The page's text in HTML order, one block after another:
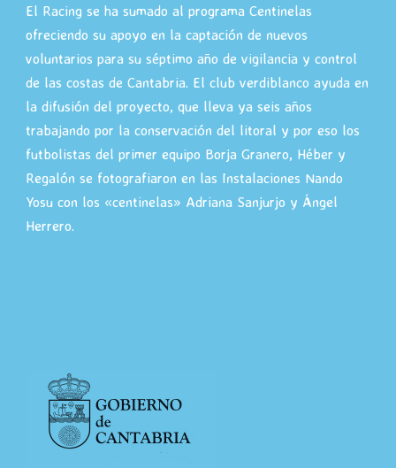
El Racing se ha sumado al programa Centinelas
ofreciendo su apoyo en la captación de nuevos
voluntarios para su séptimo año de vigilancia y control
de las costas de Cantabria. El club verdiblanco ayuda en
la difusión del proyecto, que lleva ya seis años
trabajando por la conservación del litoral y por eso los
futbolistas del primer equipo Borja Granero, Héber y
Regalón se fotografiaron en las Instalaciones Nando
Yosu con los «centinelas» Adriana Sanjurjo y Ángel
Herrero.